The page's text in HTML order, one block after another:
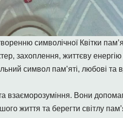
символічної Квітки
захоплення, життєву
символ пам’яті, любові
взаєморозуміння. Вони
життя та берегти світлу